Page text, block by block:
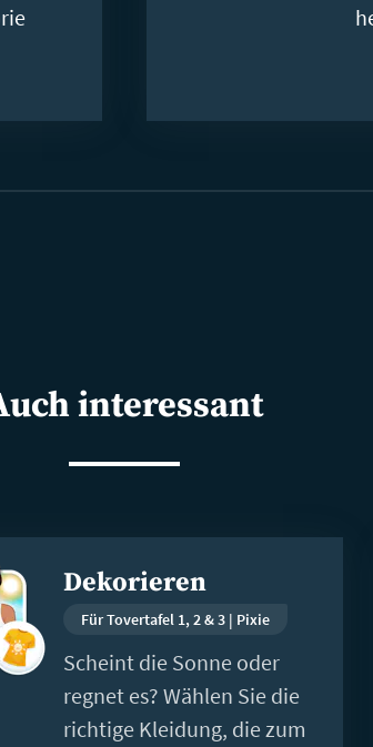
interessant
Dekorieren
Für Tovertafel 1, 2 & 3 | Pixie
Scheint die Sonne oder
regnet es? Wählen Sie die
richtige Kleidung, die zum